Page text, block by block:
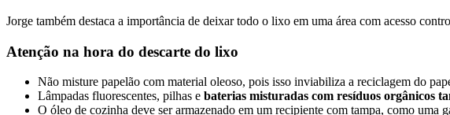
Jorge também destaca a importância de deixar todo o lixo em uma área com acesso
Atenção na hora do descarte do lixo
Não misture papelão com material oleoso, pois isso inviabiliza a reciclagem do
Lâmpadas fluorescentes, pilhas e baterias misturadas com resíduos orgânicos
O óleo de cozinha deve ser armazenado em um recipiente com tampa, como uma